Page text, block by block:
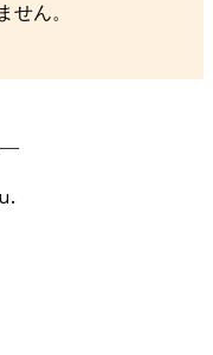
せん。
—